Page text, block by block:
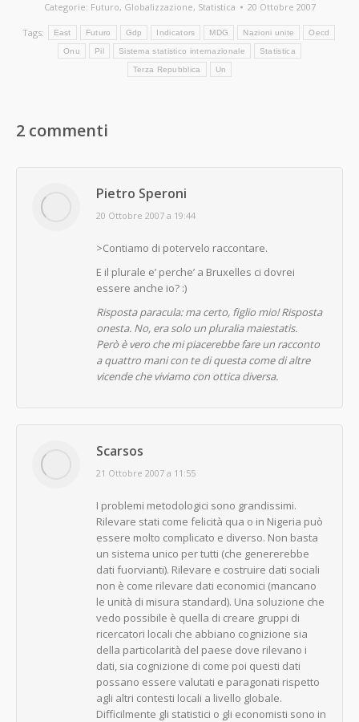
Categorie: Futuro, Globalizzazione, Statistica 20 Ottobre 2007
Tags: East Futuro Gdp Indicators MDG Nazioni unite Oecd
Onu Pil Sistema statistico internazionale Statistica
Terza Repubblica Un
2 commenti
Pietro Speroni
says:
20 Ottobre 2007 a 19:44
>Contiamo di potervelo raccontare.
E il plurale e’ perche’ a Bruxelles ci dovrei
essere anche io? :)
Risposta paracula: ma certo, figlio mio!Risposta
onesta. No, era solo un pluralia maiestatis.
Però è vero che mi piacerebbe fare un racconto
a quattro mani con te di questa come di altre
vicende che viviamo con ottica diversa.
Scarsos
says:
21 Ottobre 2007 a 11:55
I problemi metodologici sono grandissimi.
Rilevare stati come felicità qua o in Nigeria può
essere molto complicato e diverso. Non basta
un sistema unico per tutti (che genererebbe
dati fuorvianti). Rilevare e costruire dati sociali
non è come rilevare dati economici (mancano
le unità di misura standard). Una soluzione che
vedo possibile è quella di creare gruppi di
ricercatori locali che abbiano cognizione sia
della particolarità del paese dove rilevano i
dati, sia cognizione di come poi questi dati
possano essere valutati e paragonati rispetto
agli altri contesti locali a livello globale.
Difficilmente gli statistici o gli economisti sono in